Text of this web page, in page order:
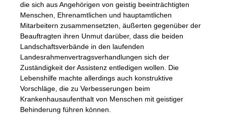
die sich aus Angehörigen von geistig beeinträchtigten
Menschen, Ehrenamtlichen und hauptamtlichen
Mitarbeitern zusammensetzten, äußerten gegenüber der
Beauftragten ihren Unmut darüber, dass die beiden
Landschaftsverbände in den laufenden
Landesrahmenvertragsverhandlungen sich der
Zuständigkeit der Assistenz entledigen wollen. Die
Lebenshilfe machte allerdings auch konstruktive
Vorschläge, die zu Verbesserungen beim
Krankenhausaufenthalt von Menschen mit geistiger
Behinderung führen können.